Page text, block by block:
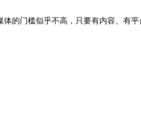
的门槛似乎不高，只要有内容、有